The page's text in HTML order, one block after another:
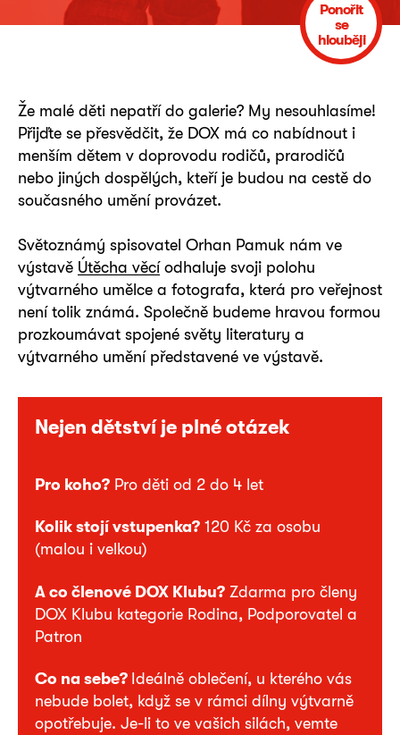
Ponořit
se
hlouběji
Nejen dětství je plné otázek
Pro koho? Pro děti od 2 do 4 let
Kolik stojí vstupenka? 120 Kč za osobu
(malou i velkou)
A co členové DOX Klubu? Zdarma pro členy
DOX Klubu kategorie Rodina, Podporovatel a
Patron
Co na sebe? Ideálně oblečení, u kterého vás
nebude bolet, když se v rámci dílny výtvarně
opotřebuje. Je-li to ve vašich silách, vemte
Že malé děti nepatří do galerie? My nesouhlasíme!
Přijďte se přesvědčit, že DOX má co nabídnout i
menším dětem v doprovodu rodičů, prarodičů
nebo jiných dospělých, kteří je budou na cestě do
současného umění provázet.
Světoznámý spisovatel Orhan Pamuk nám ve
výstavě Útěcha věcíodhaluje svoji polohu
výtvarného umělce a fotografa, která pro veřejnost
není tolik známá. Společně budeme hravou formou
prozkoumávat spojené světy literatury a
výtvarného umění představené ve výstavě.